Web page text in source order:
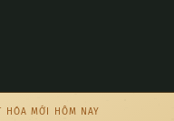
4 Việt Hóa
HÓA MỚI HÔM NAY